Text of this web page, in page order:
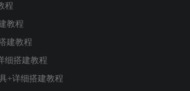
程
教程
建教程
细搭建教程
+详细搭建教程